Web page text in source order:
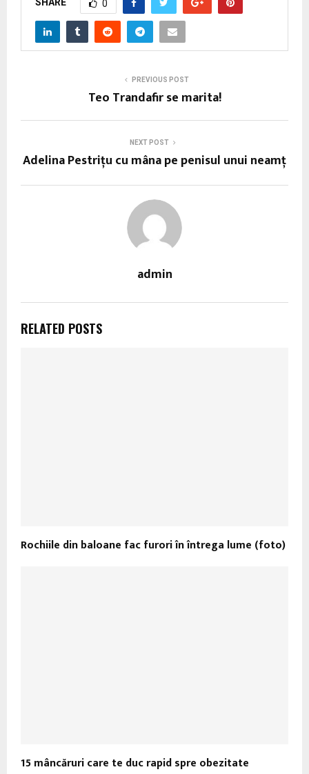
0
PREVIOUS POST
Teo Trandafir se marita!
NEXT POST
Adelina Pestriţu cu mâna pe penisul unui neamţ
admin
RELATED POSTS
Rochiile din baloane fac furori în întrega lume (foto)
15 mâncăruri care te duc rapid spre obezitate